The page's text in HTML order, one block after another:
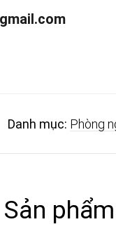
Danh mục: Phòng
Sản